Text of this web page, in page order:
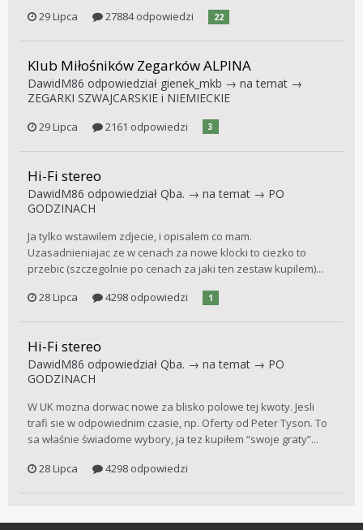
29 Lipca
27884 odpowiedzi 22
Klub Miłośników Zegarków ALPINA
DawidM86 odpowiedział gienek_mkb → na temat →
ZEGARKI SZWAJCARSKIE i NIEMIECKIE
29 Lipca 2161 odpowiedzi 3
Hi-Fi stereo
DawidM86 odpowiedział Qba. → na temat → PO
GODZINACH
Ja tylko wstawilem zdjecie, i opisalem co mam.
Uzasadnieniajac ze w cenach za nowe klocki to ciezko to
przebic (szczegolnie po cenach za jaki ten zestaw kupilem)...
28 Lipca
4298 odpowiedzi 1
Hi-Fi stereo
DawidM86 odpowiedział Qba. → na temat → PO
GODZINACH
W UK mozna dorwac nowe za blisko polowe tej kwoty. Jesli
trafi sie w odpowiednim czasie, np. Oferty od Peter Tyson. To
sa właśnie świadome wybory, ja tez kupiłem “swoje graty”...
28 Lipca
4298 odpowiedzi